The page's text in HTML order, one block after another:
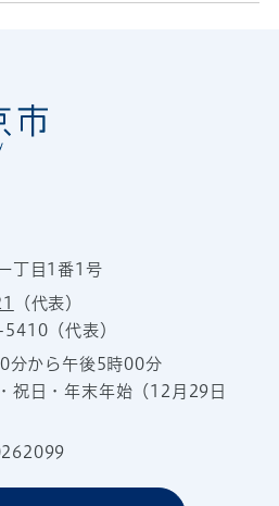
丁目1番1号
（代表）
（代表）
分から午後5時00分
祝日・年末年始（12月29日